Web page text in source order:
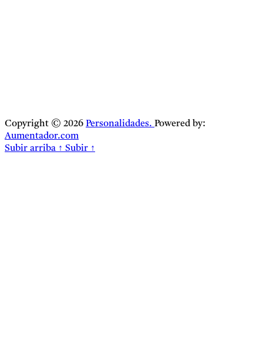
Copyright © 2026 Personalidades. Powered by:
Aumentador.com
Subir arriba ↑ Subir ↑